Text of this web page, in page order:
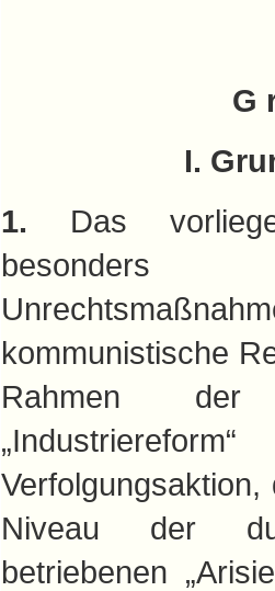
G
I.
1. Das
besonders
kommunistische
Rahmen der
Niveau der
betriebenen